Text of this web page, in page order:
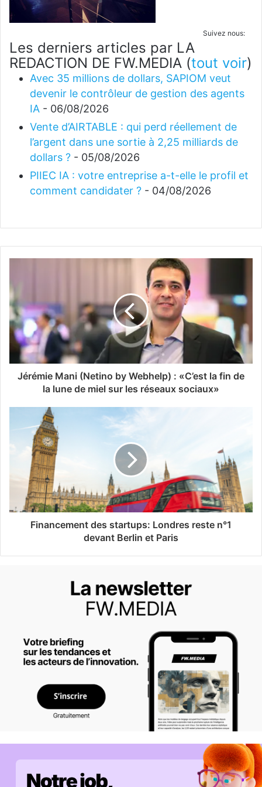
Suivez nous:
Les derniers articles par LA
REDACTION DE FW.MEDIA (tout voir)
Avec 35 millions de dollars, SAPIOM veut
devenir le contrôleur de gestion des agents
IA - 06/08/2026
Vente d’AIRTABLE : qui perd réellement de
l’argent dans une sortie à 2,25 milliards de
dollars ? - 05/08/2026
PIIEC IA : votre entreprise a-t-elle le profil et
comment candidater ? - 04/08/2026
Jérémie Mani (Netino by Webhelp) : «C’est la fin de
la lune de miel sur les réseaux sociaux»
Financement des startups: Londres reste n°1
devant Berlin et Paris